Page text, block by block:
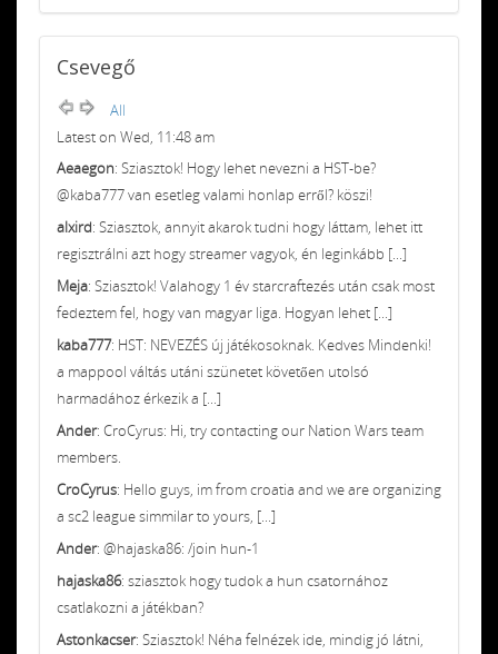
Csevegő
All
Latest on Wed, 11:48 am
Aeaegon: Sziasztok! Hogy lehet nevezni a HST-be?
@kaba777 van esetleg valami honlap erről? köszi!
alxird: Sziasztok, annyit akarok tudni hogy láttam, lehet itt
regisztrálni azt hogy streamer vagyok, én leginkább [...]
Meja: Sziasztok! Valahogy 1 év starcraftezés után csak most
fedeztem fel, hogy van magyar liga. Hogyan lehet [...]
kaba777: HST: NEVEZÉS új játékosoknak. Kedves Mindenki!
a mappool váltás utáni szünetet követően utolsó
harmadához érkezik a [...]
Ander: CroCyrus: Hi, try contacting our Nation Wars team
members.
CroCyrus: Hello guys, im from croatia and we are organizing
a sc2 league simmilar to yours, [...]
Ander: @hajaska86: /join hun-1
hajaska86: sziasztok hogy tudok a hun csatornához
csatlakozni a játékban?
Astonkacser: Sziasztok! Néha felnézek ide, mindig jó látni,